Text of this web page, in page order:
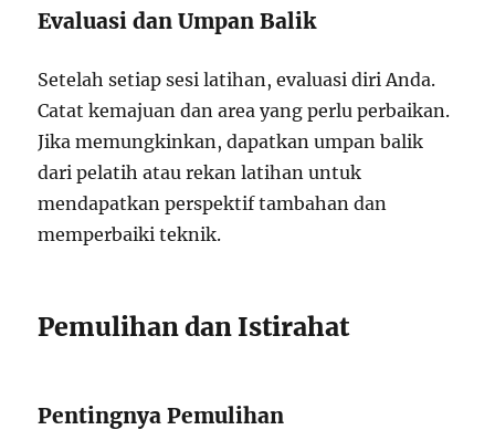
Evaluasi dan Umpan Balik
Setelah setiap sesi latihan, evaluasi diri Anda.
Catat kemajuan dan area yang perlu perbaikan.
Jika memungkinkan, dapatkan umpan balik
dari pelatih atau rekan latihan untuk
mendapatkan perspektif tambahan dan
memperbaiki teknik.
Pemulihan dan Istirahat
Pentingnya Pemulihan